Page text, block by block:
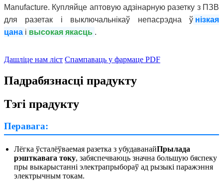
Manufacture. Купляйце аптовую адзінарную разетку з ПЗВ
для разетак і выключальнікаў непасрэдна ў нізкая
цана і высокая якасць .
Дашліце нам ліст Спампаваць у фармаце PDF
Падрабязнасці прадукту
Тэгі прадукту
Перавага:
Лёгка ўсталёўваемая разетка з убудаванайПрылада
рэшткавага току, забяспечваюць значна большую бяспеку
пры выкарыстанні электрапрыбораў ад рызыкі паражэння
электрычным токам.